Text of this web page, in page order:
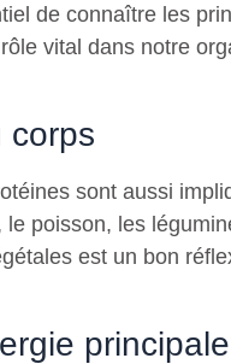
de connaître les
vital dans notre
corps
sont aussi
le poisson, les
est un bon
principale